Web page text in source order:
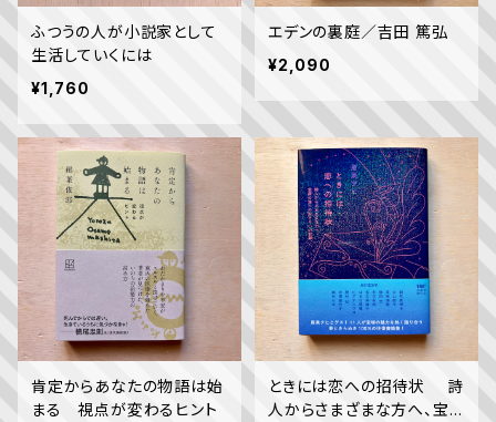
ふつうの人が小説家として
生活していくには
¥1,760
エデンの裏庭／吉田 篤弘
¥2,090
肯定からあなたの物語は始
まる 視点が変わるヒント
ときには恋への招待状 詩
人からさまざまな方へ、宝